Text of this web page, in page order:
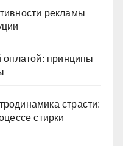
рекламы
оплатой: принципы
страсти:
стирки